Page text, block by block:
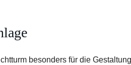
besonders für die